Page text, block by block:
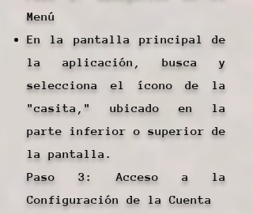
Menú
En la pantalla principal de
la aplicación, busca y
selecciona el ícono de la
"casita," ubicado en la
parte inferior o superior de
la pantalla.
Paso 3: Acceso a la
Configuración de la Cuenta